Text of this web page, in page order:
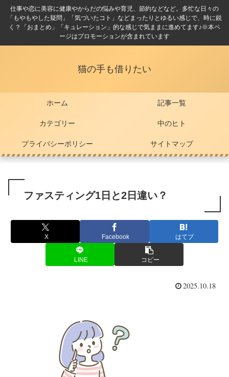
仕事や恋に美容に健康やからだの悩みや育児、節約などなど。多忙な日々の
「もやもやした疑問」「気づいたコト」などまったりとゆるい感じで、時に鋭
く？「おまとめ」「キュレーション」的な感じで気ままに進めてます♪※本ペ
ージはプロモーションが含まれています
猫の手も借りたい
ホーム 記事一覧
カテゴリー 中のヒト
プライバシーポリシー サイトマップ
ファスティング1日と2日違い？
X Facebook はてブ
LINE コピー
2025.10.18